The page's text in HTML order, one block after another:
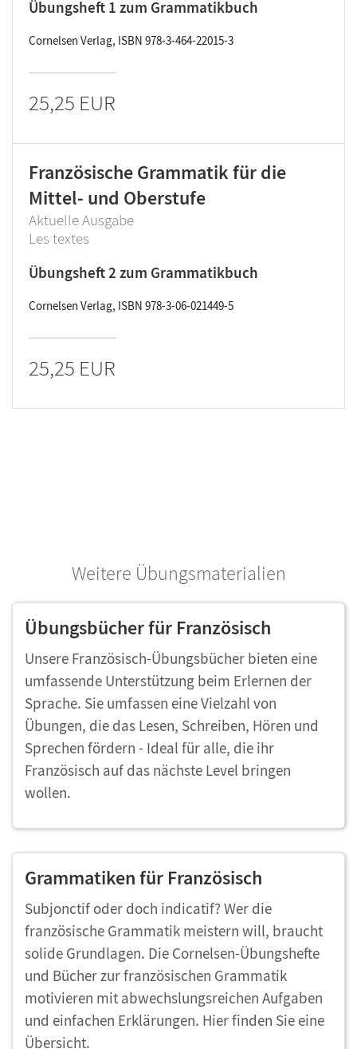
Übungsheft 1 zum Grammatikbuch
Cornelsen Verlag, ISBN 978-3-464-22015-3
25,25 EUR
Französische Grammatik für die
Mittel- und Oberstufe
Aktuelle Ausgabe
Les textes
Übungsheft 2 zum Grammatikbuch
Cornelsen Verlag, ISBN 978-3-06-021449-5
25,25 EUR
Weitere Übungsmaterialien
Übungsbücher für Französisch
Unsere Französisch-Übungsbücher bieten eine
umfassende Unterstützung beim Erlernen der
Sprache. Sie umfassen eine Vielzahl von
Übungen, die das Lesen, Schreiben, Hören und
Sprechen fördern - Ideal für alle, die ihr
Französisch auf das nächste Level bringen
wollen.
Grammatiken für Französisch
Subjonctif oder doch indicatif? Wer die
französische Grammatik meistern will, braucht
solide Grundlagen. Die Cornelsen-Übungshefte
und Bücher zur französischen Grammatik
motivieren mit abwechslungsreichen Aufgaben
und einfachen Erklärungen. Hier finden Sie eine
Übersicht.